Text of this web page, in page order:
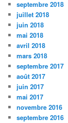
septembre 2018
juillet 2018
juin 2018
mai 2018
avril 2018
mars 2018
septembre 2017
août 2017
juin 2017
mai 2017
novembre 2016
septembre 2016